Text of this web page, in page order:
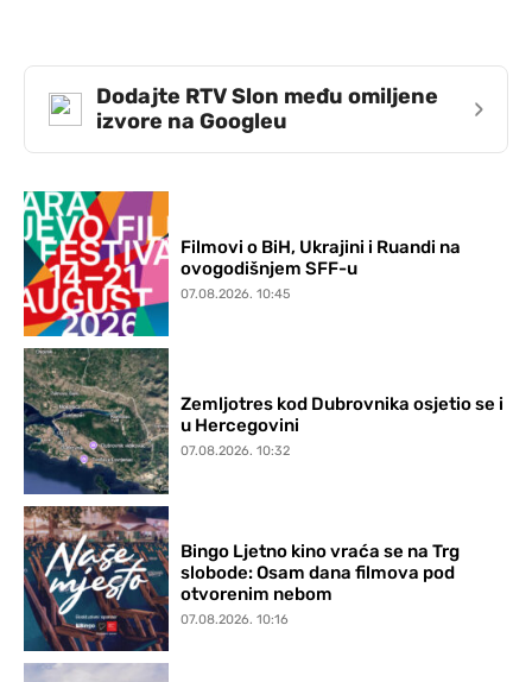
Dodajte RTV Slon među omiljene
izvore na Googleu
›
Filmovi o BiH, Ukrajini i Ruandi na
ovogodišnjem SFF-u
07.08.2026. 10:45
Zemljotres kod Dubrovnika osjetio se i
u Hercegovini
07.08.2026. 10:32
Bingo Ljetno kino vraća se na Trg
slobode: Osam dana filmova pod
otvorenim nebom
07.08.2026. 10:16